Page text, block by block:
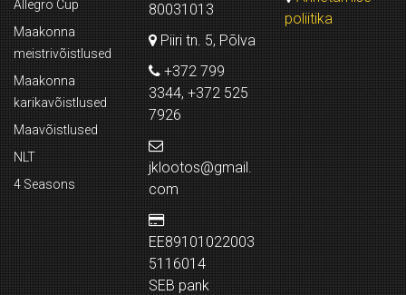
Allegro Cup
Maakonna
meistrivõistlused
Maakonna
karikavõistlused
Maavõistlused
NLT
4 Seasons
80031013
Piiri tn. 5, Põlva
+372 799
3344, +372 525
7926
jklootos@gmail.
com
EE89101022003
5116014
SEB pank
poliitika